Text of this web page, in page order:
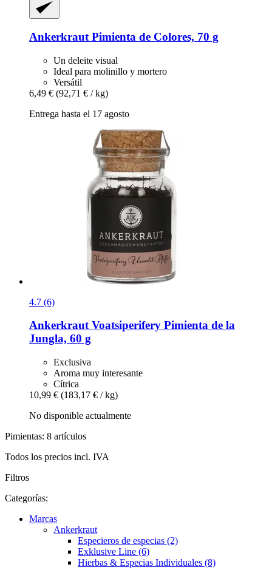
Ankerkraut Pimienta de Colores, 70 g
Un deleite visual
Ideal para molinillo y mortero
Versátil
6,49 € (92,71 € / kg)
Entrega hasta el 17 agosto
4.7 (6)
AnkerkrautVoatsiperifery Pimienta de la
Jungla, 60 g
Exclusiva
Aroma muy interesante
Cítrica
10,99 € (183,17 € / kg)
No disponible actualmente
Pimientas: 8 artículos
Todos los precios incl. IVA
Filtros
Categorías:
Marcas
Ankerkraut
Especieros de especias (2)
Exklusive Line (6)
Hierbas & Especias Individuales (8)